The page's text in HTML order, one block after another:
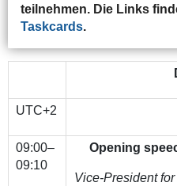
teilnehmen. Die Links
Taskcards.
UTC+2
09:00–
09:10
Opening
Vice-President